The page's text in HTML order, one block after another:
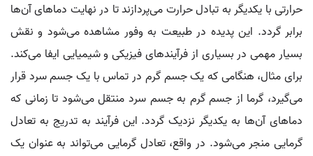
حرارتی با یکدیگر به تبادل حرارت می‌پردازند تا در نهایت دماهای آن‌ها
برابر گردد. این پدیده در طبیعت به وفور مشاهده می‌شود و نقش
بسیار مهمی در بسیاری از فرآیندهای فیزیکی و شیمیایی ایفا می‌کند.
برای مثال، هنگامی که یک جسم گرم در تماس با یک جسم سرد قرار
می‌گیرد، گرما از جسم گرم به جسم سرد منتقل می‌شود تا زمانی که
دماهای آن‌ها به یکدیگر نزدیک گردد. این فرآیند به تدریج به تعادل
گرمایی منجر می‌شود. در واقع، تعادل گرمایی می‌تواند به عنوان یک